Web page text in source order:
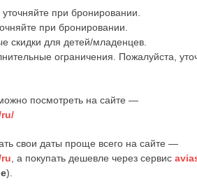
при бронировании.
при бронировании.
скидки для детей/младенцев.
ограничения. Пожалуйста,
посмотреть на сайте —
свои даты проще всего на сайте —
, а покупать дешевле через сервис
).